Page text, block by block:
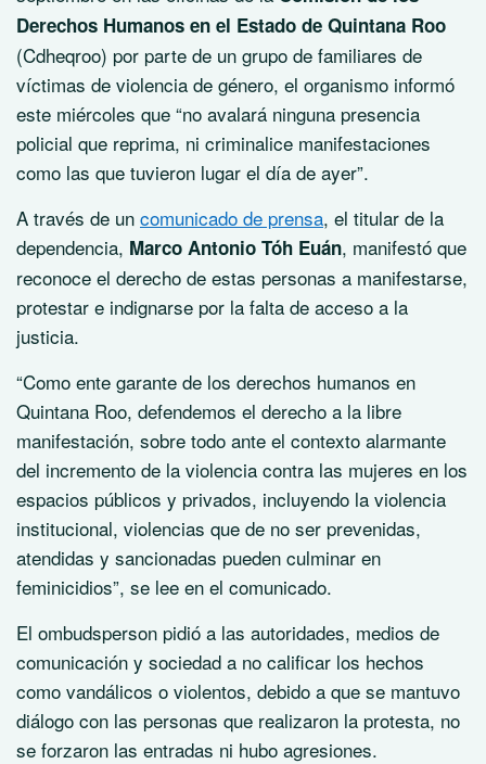
Derechos Humanos en el Estado de Quintana Roo
(Cdheqroo) por parte de un grupo de familiares de
víctimas de violencia de género, el organismo informó
este miércoles que “no avalará ninguna presencia
policial que reprima, ni criminalice manifestaciones
como las que tuvieron lugar el día de ayer”.
A través de un comunicado de prensa, el titular de la
dependencia, Marco Antonio Tóh Euán, manifestó que
reconoce el derecho de estas personas a manifestarse,
protestar e indignarse por la falta de acceso a la
justicia.
“Como ente garante de los derechos humanos en
Quintana Roo, defendemos el derecho a la libre
manifestación, sobre todo ante el contexto alarmante
del incremento de la violencia contra las mujeres en los
espacios públicos y privados, incluyendo la violencia
institucional, violencias que de no ser prevenidas,
atendidas y sancionadas pueden culminar en
feminicidios”, se lee en el comunicado.
El ombudsperson pidió a las autoridades, medios de
comunicación y sociedad a no calificar los hechos
como vandálicos o violentos, debido a que se mantuvo
diálogo con las personas que realizaron la protesta, no
se forzaron las entradas ni hubo agresiones.